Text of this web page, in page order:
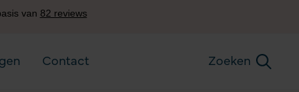
Contact Zoeken